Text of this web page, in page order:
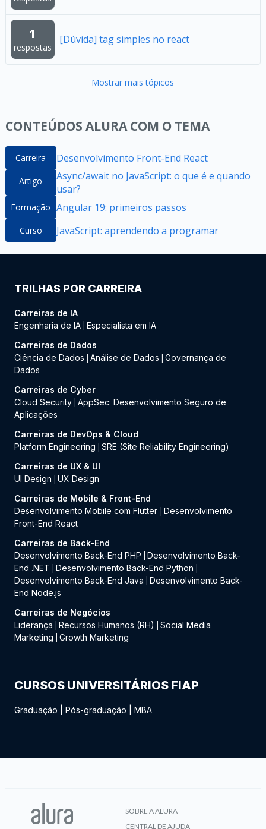
1
respostas
[Dúvida] tag simples no react
Mostrar mais tópicos
CONTEÚDOS ALURA COM O TEMA
Carreira Desenvolvimento Front-End React
Artigo
Async/await no JavaScript: o que é e quando
usar?
Formação Angular 19: primeiros passos
Curso JavaScript: aprendendo a programar
TRILHAS POR CARREIRA
Carreiras de IA
Engenharia de IA Especialista em IA
Carreiras de Dados
Ciência de Dados
Análise de Dados
Governança de
Dados
Carreiras de Cyber
Cloud Security AppSec: Desenvolvimento Seguro de
Aplicações
Carreiras de DevOps & Cloud
Platform Engineering
SRE (Site Reliability Engineering)
Carreiras de UX & UI
UI Design
UX Design
Carreiras de Mobile & Front-End
Desenvolvimento Mobile com Flutter
Desenvolvimento
Front-End React
Carreiras de Back-End
Desenvolvimento Back-End PHP
Desenvolvimento Back-
End .NET
Desenvolvimento Back-End Python
Desenvolvimento Back-End Java
Desenvolvimento Back-
End Node.js
Carreiras de Negócios
Liderança
Recursos Humanos (RH)
Social Media
Marketing
Growth Marketing
CURSOS UNIVERSITÁRIOS FIAP
Graduação Pós-graduação MBA
SOBRE A ALURA
CENTRAL DE AJUDA